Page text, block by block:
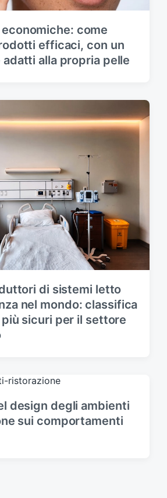
come
efficaci, con un
adatti alla propria pelle
di sistemi letto
nel mondo: classifica
sicuri per il settore
design degli ambienti
sui comportamenti